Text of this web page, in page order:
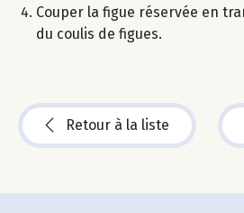
Couper la figue réservée en
du coulis de figues.
Retour à la liste